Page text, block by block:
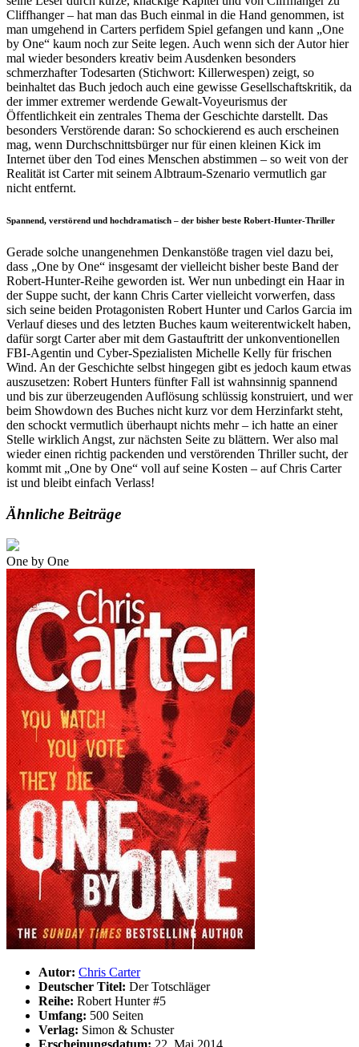
Cliffhanger – hat man das Buch einmal in die Hand genommen, ist
man umgehend in Carters perfidem Spiel gefangen und kann „One
by One“ kaum noch zur Seite legen. Auch wenn sich der Autor hier
mal wieder besonders kreativ beim Ausdenken besonders
schmerzhafter Todesarten (Stichwort: Killerwespen) zeigt, so
beinhaltet das Buch jedoch auch eine gewisse Gesellschaftskritik, da
der immer extremer werdende Gewalt-Voyeurismus der
Öffentlichkeit ein zentrales Thema der Geschichte darstellt. Das
besonders Verstörende daran: So schockierend es auch erscheinen
mag, wenn Durchschnittsbürger nur für einen kleinen Kick im
Internet über den Tod eines Menschen abstimmen – so weit von der
Realität ist Carter mit seinem Albtraum-Szenario vermutlich gar
nicht entfernt.
Spannend, verstörend und hochdramatisch – der bisher beste Robert-Hunter-Thriller
Gerade solche unangenehmen Denkanstöße tragen viel dazu bei,
dass „One by One“ insgesamt der vielleicht bisher beste Band der
Robert-Hunter-Reihe geworden ist. Wer nun unbedingt ein Haar in
der Suppe sucht, der kann Chris Carter vielleicht vorwerfen, dass
sich seine beiden Protagonisten Robert Hunter und Carlos Garcia im
Verlauf dieses und des letzten Buches kaum weiterentwickelt haben,
dafür sorgt Carter aber mit dem Gastauftritt der unkonventionellen
FBI-Agentin und Cyber-Spezialisten Michelle Kelly für frischen
Wind. An der Geschichte selbst hingegen gibt es jedoch kaum etwas
auszusetzen: Robert Hunters fünfter Fall ist wahnsinnig spannend
und bis zur überzeugenden Auflösung schlüssig konstruiert, und wer
beim Showdown des Buches nicht kurz vor dem Herzinfarkt steht,
den schockt vermutlich überhaupt nichts mehr – ich hatte an einer
Stelle wirklich Angst, zur nächsten Seite zu blättern. Wer also mal
wieder einen richtig packenden und verstörenden Thriller sucht, der
kommt mit „One by One“ voll auf seine Kosten – auf Chris Carter
ist und bleibt einfach Verlass!
Ähnliche Beiträge
One by One
Autor: Chris Carter
Deutscher Titel: Der Totschläger
Reihe: Robert Hunter #5
Umfang: 500 Seiten
Verlag: Simon & Schuster
Erscheinungsdatum: 22. Mai 2014